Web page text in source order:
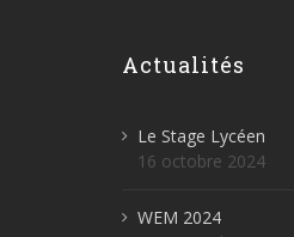
Actualités
Le Stage Lycéen
16 octobre 2024
WEM 2024